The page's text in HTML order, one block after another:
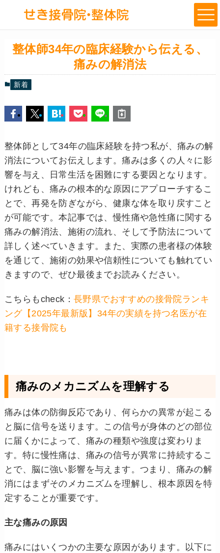
整体師34年の臨床経験から伝える、
痛みの解消法
新着
整体師として34年の臨床経験を持つ私が、痛みの解
消法についてお伝えします。痛みは多くの人々に影
響を与え、日常生活を困難にする要因となります。
けれども、痛みの根本的な原因にアプローチするこ
とで、再発を防ぎながら、健康な体を取り戻すこと
が可能です。本記事では、慢性痛や急性痛に関する
痛みの解消法、施術の流れ、そして予防法について
詳しく述べていきます。また、実際の患者様の体験
を通じて、施術の効果や信頼性についても触れてい
きますので、ぜひ最後までお読みください。
こちらもcheck： 長野県でおすすめの接骨院ランキ
ング【2025年最新版】34年の実績を持つ名医が在
籍する接骨院も
痛みのメカニズムを理解する
痛みは体の防御反応であり、何らかの異常が起こる
と脳に信号を送ります。この信号が身体のどの部位
に届くかによって、痛みの種類や強度は変わりま
す。特に慢性痛は、痛みの信号が異常に持続するこ
とで、脳に強い影響を与えます。つまり、痛みの解
消にはまずそのメカニズムを理解し、根本原因を特
定することが重要です。
主な痛みの原因
痛みにはいくつかの主要な原因があります。以下に